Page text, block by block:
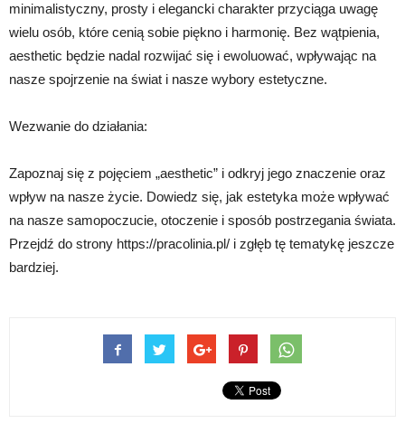
minimalistyczny, prosty i elegancki charakter przyciąga uwagę
wielu osób, które cenią sobie piękno i harmonię. Bez wątpienia,
aesthetic będzie nadal rozwijać się i ewoluować, wpływając na
nasze spojrzenie na świat i nasze wybory estetyczne.
Wezwanie do działania:
Zapoznaj się z pojęciem „aesthetic” i odkryj jego znaczenie oraz
wpływ na nasze życie. Dowiedz się, jak estetyka może wpływać
na nasze samopoczucie, otoczenie i sposób postrzegania świata.
Przejdź do strony https://pracolinia.pl/ i zgłęb tę tematykę jeszcze
bardziej.